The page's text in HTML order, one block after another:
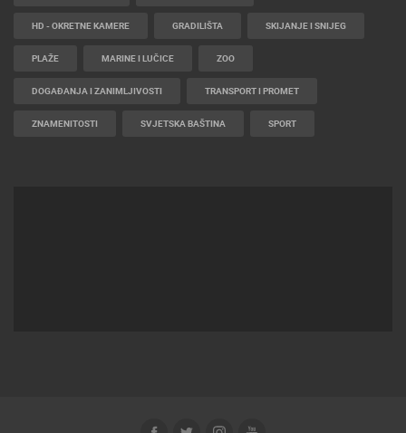
HD - OKRETNE KAMERE GRADILIŠTA SKIJANJE I SNIJEG
PLAŽE MARINE I LUČICE ZOO
DOGAĐANJA I ZANIMLJIVOSTI TRANSPORT I PROMET
ZNAMENITOSTI SVJETSKA BAŠTINA SPORT